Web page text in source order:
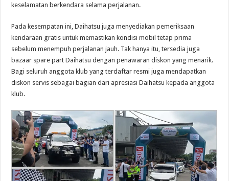
keselamatan berkendara selama perjalanan.
Pada kesempatan ini, Daihatsu juga menyediakan pemeriksaan
kendaraan gratis untuk memastikan kondisi mobil tetap prima
sebelum menempuh perjalanan jauh. Tak hanya itu, tersedia juga
bazaar spare part Daihatsu dengan penawaran diskon yang menarik.
Bagi seluruh anggota klub yang terdaftar resmi juga mendapatkan
diskon servis sebagai bagian dari apresiasi Daihatsu kepada anggota
klub.